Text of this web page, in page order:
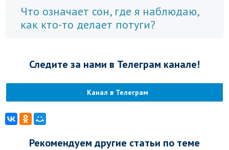
Что означает сон, где я наблюдаю,
как кто-то делает потуги?
Следите за нами в Телеграм канале!
Канал в Телеграм
Рекомендуем другие статьи по теме